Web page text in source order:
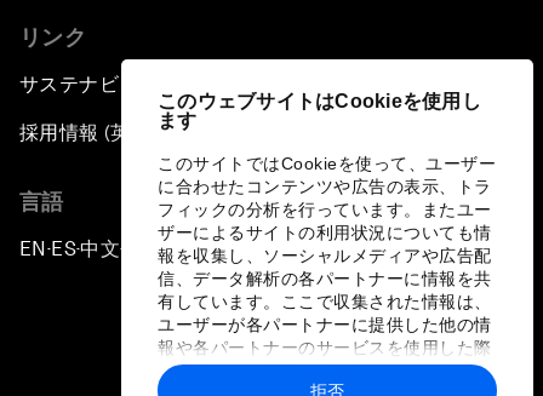
このウェブサイトはCookieを使用し
ます
このサイトではCookieを使って、ユーザー
に合わせたコンテンツや広告の表示、トラ
フィックの分析を行っています。またユー
ザーによるサイトの利用状況についても情
報を収集し、ソーシャルメディアや広告配
信、データ解析の各パートナーに情報を共
有しています。ここで収集された情報は、
ユーザーが各パートナーに提供した他の情
報や各パートナーのサービスを使用した際
に収集された情報と組み合わされ、各パー
拒否
リンク
サステナビリティへの取り組み
採用情報 (英語のみ)
言語
EN ▪ES▪中文▪ 日本語